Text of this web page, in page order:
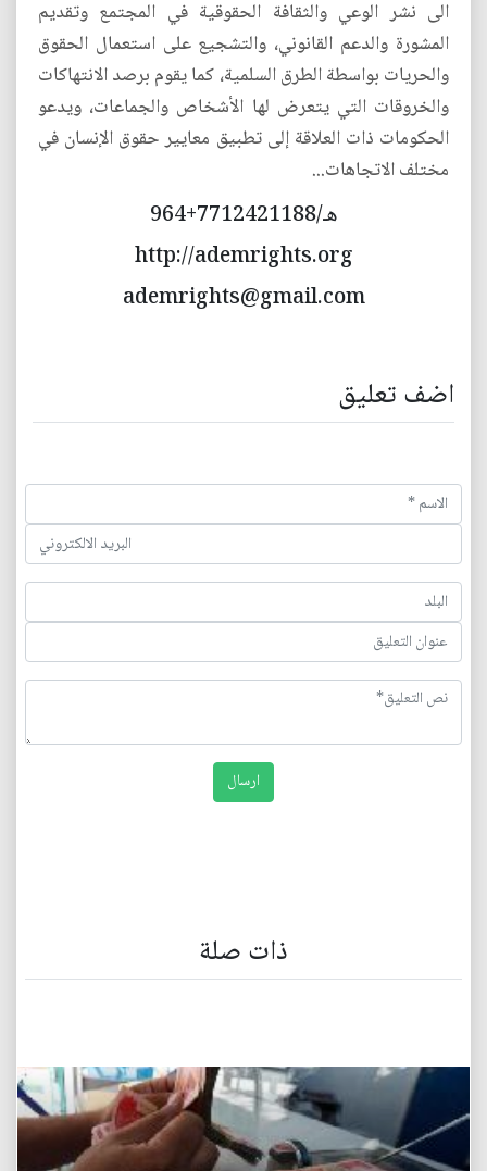
الى نشر الوعي والثقافة الحقوقية في المجتمع وتقديم
المشورة والدعم القانوني، والتشجيع على استعمال الحقوق
والحريات بواسطة الطرق السلمية، كما يقوم برصد الانتهاكات
والخروقات التي يتعرض لها الأشخاص والجماعات، ويدعو
الحكومات ذات العلاقة إلى تطبيق معايير حقوق الإنسان في
مختلف الاتجاهات...
هـ/7712421188+964
http://ademrights.org
ademrights@gmail.com
اضف تعليق
ذات صلة